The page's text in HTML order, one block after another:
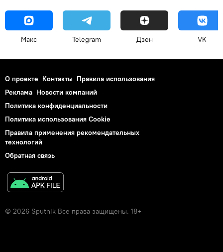
Макс Telegram Дзен VK
О проекте Контакты Правила использования
Реклама Новости компаний
Политика конфиденциальности
Политика использования Cookie
Правила применения рекомендательных
технологий
Обратная связь
© 2026 Sputnik Все права защищены. 18+